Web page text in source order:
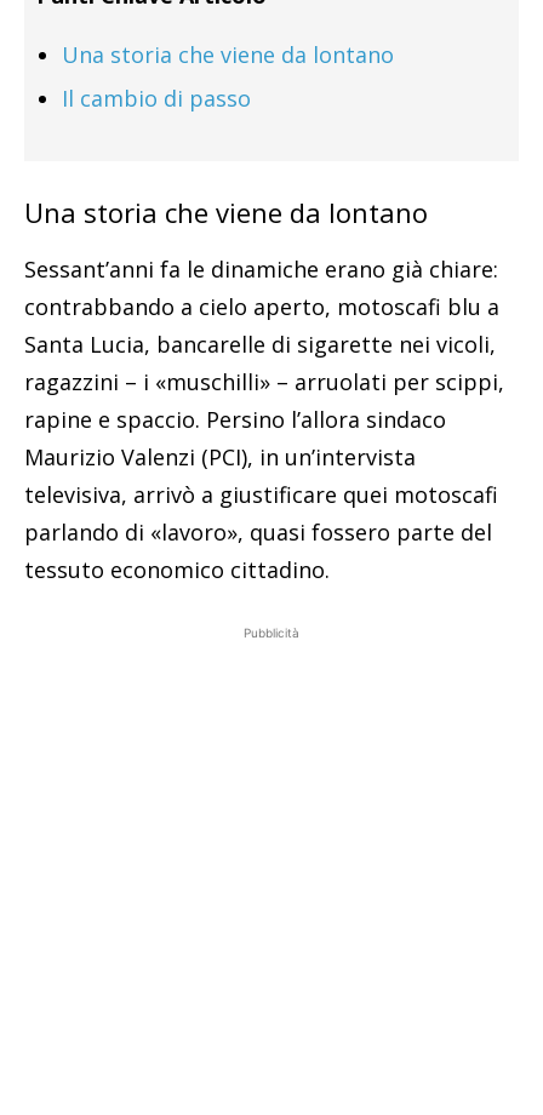
Una storia che viene da lontano
Il cambio di passo
Una storia che viene da lontano
Sessant’anni fa le dinamiche erano già chiare:
contrabbando a cielo aperto, motoscafi blu a
Santa Lucia, bancarelle di sigarette nei vicoli,
ragazzini – i «muschilli» – arruolati per scippi,
rapine e spaccio. Persino l’allora sindaco
Maurizio Valenzi (PCI), in un’intervista
televisiva, arrivò a giustificare quei motoscafi
parlando di «lavoro», quasi fossero parte del
tessuto economico cittadino.
Pubblicità